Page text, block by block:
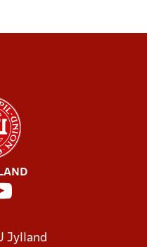
Jylland